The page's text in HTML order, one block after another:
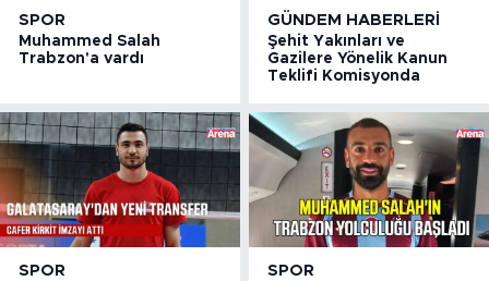
SPOR
Muhammed Salah
Trabzon'a vardı
GÜNDEM HABERLERI
Şehit Yakınları ve
Gazilere Yönelik Kanun
Teklifi Komisyonda
SPOR SPOR